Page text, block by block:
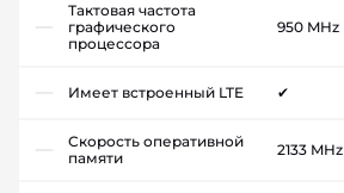
Тактовая частота
графического
процессора
950 MHz
Имеет встроенный LTE ✔
Скорость оперативной
памяти
2133 MHz